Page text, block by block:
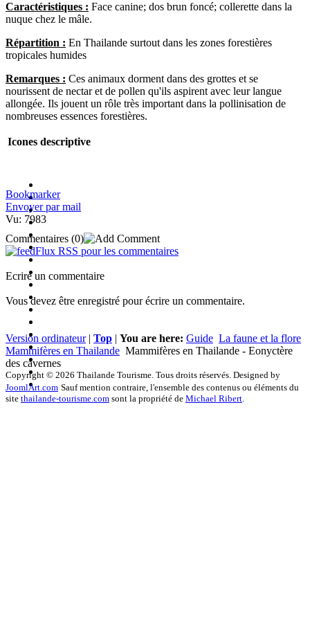
Caractéristiques : Face canine; dos brun foncé; collerette dans la
nuque chez le mâle.
Répartition : En Thailande surtout dans les zones forestières
tropicales humides
Remarques : Ces animaux dorment dans des grottes et se
nourissent de nectar et de pollen qu'ils aspirent avec leur langue
allongée. Ils jouent un rôle très important dans la pollinisation de
nombreuses essences forestières.
Icones descriptive
Bookmarker
Envoyer par mail
Vu: 7983
Commentaires (0)
Flux RSS pour les commentaires
Ecrire un commentaire
Vous devez être enregistré pour écrire un commentaire.
Version ordinateur| Top | You are here: Guide La faune et la flore
Mammifères en Thailande Mammifères en Thailande - Eonyctère
des cavernes
Copyright © 2026 Thailande Tourisme. Tous droits réservés. Designed by
JoomlArt.com Sauf mention contraire, l'ensemble des contenus ou éléments du
site thailande-tourisme.com sont la propriété de Michael Ribert.